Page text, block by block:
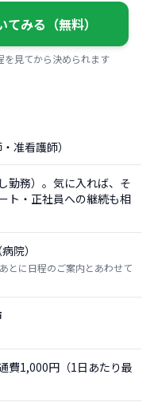
みる（無料）
を見てから決められます
准看護師）
勤務）。気に入れば、そ
ト・正社員への継続も相
院）
とに日程のご案内とあわせて
費1,000円（1日あたり最